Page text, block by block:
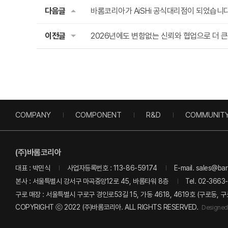
다음글 바롬코리아가 AiSHi 공식대리점이 되었습니
이전글 2026년에도 변함없는 신뢰와 협업으로 더
COMPANY COMPONENT R&D
(주)바롬코리아
대표 : 박민식 사업자등록번호 : 113-86-59174
E-mail.
본사 : 서울특별시 강서구 마곡중앙12로 45, 바롬타워 8층
Tel. 02-
구로 매장 : 서울특별시 구로구 경인로53길 15, 가동 4618, 4619호 (구로동, 구
COPYRIGHT ⓒ 2022 (주)바롬코리아. ALL RIGHTS RESERVED.